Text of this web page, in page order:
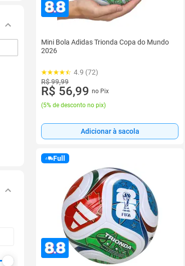
Mini Bola Adidas Trionda Copa do Mundo
2026
4.9 (72)
R$ 99,99
R$ 56,99 no Pix
(5% de desconto no pix)
Adicionar à sacola
Full